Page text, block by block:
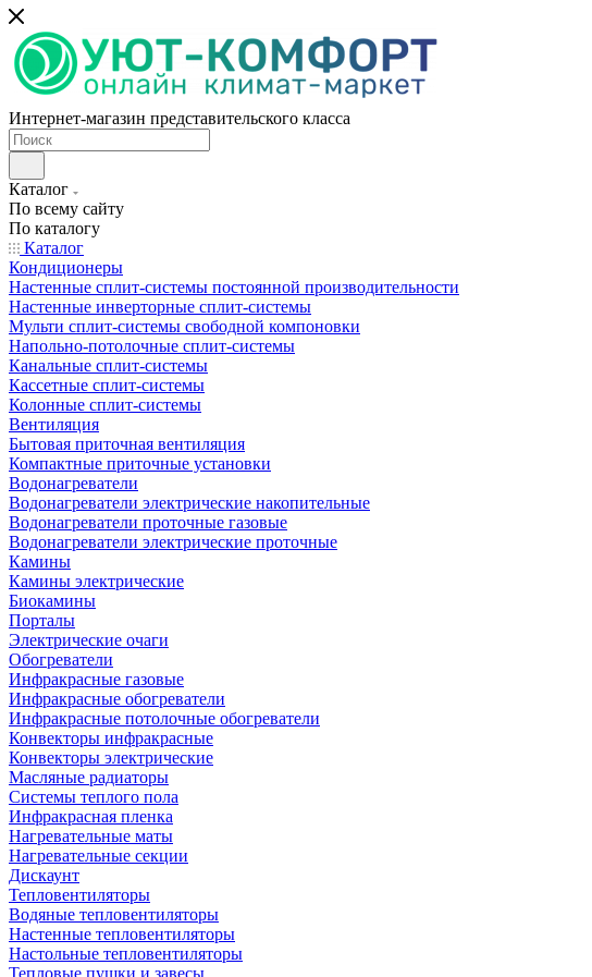
Интернет-магазин представительского класса
Каталог
По всему сайту
По каталогу
Каталог
Кондиционеры
Настенные сплит-системы постоянной производительности
Настенные инверторные сплит-системы
Мульти сплит-системы свободной компоновки
Напольно-потолочные сплит-системы
Канальные сплит-системы
Кассетные сплит-системы
Колонные сплит-системы
Вентиляция
Бытовая приточная вентиляция
Компактные приточные установки
Водонагреватели
Водонагреватели электрические накопительные
Водонагреватели проточные газовые
Водонагреватели электрические проточные
Камины
Камины электрические
Биокамины
Порталы
Электрические очаги
Обогреватели
Инфракрасные газовые
Инфракрасные обогреватели
Инфракрасные потолочные обогреватели
Конвекторы инфракрасные
Конвекторы электрические
Масляные радиаторы
Системы теплого пола
Инфракрасная пленка
Нагревательные маты
Нагревательные секции
Дискаунт
Тепловентиляторы
Водяные тепловентиляторы
Настенные тепловентиляторы
Настольные тепловентиляторы
Тепловые пушки и завесы